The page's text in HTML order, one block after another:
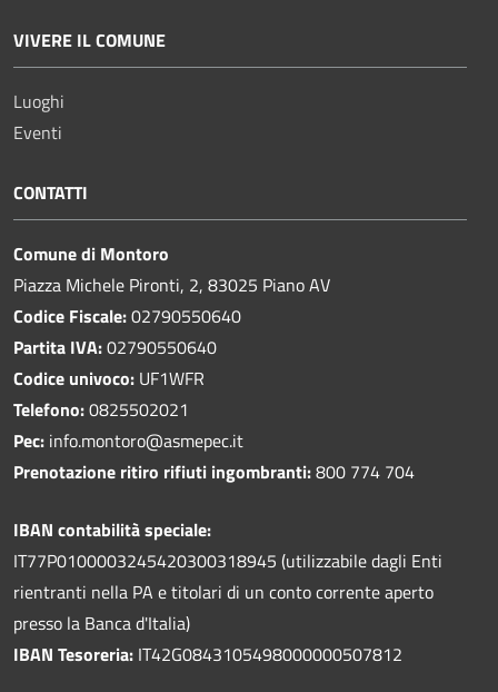
VIVERE IL COMUNE
Luoghi
Eventi
CONTATTI
Comune di Montoro
Piazza Michele Pironti, 2, 83025 Piano AV
Codice Fiscale:02790550640
Partita IVA:02790550640
Codice univoco: UF1WFR
Telefono:0825502021
Pec: info.montoro@asmepec.it
Prenotazione ritiro rifiuti ingombranti:800 774 704
IBAN contabilità speciale:
IT77P0100003245420300318945 (utilizzabile dagli Enti
rientranti nella PA e titolari di un conto corrente aperto
presso la Banca d'Italia)
IBAN Tesoreria: IT42G0843105498000000507812